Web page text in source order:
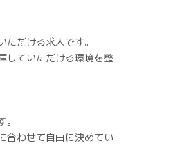
だける求人です。
していただける環境を整
合わせて自由に決めてい